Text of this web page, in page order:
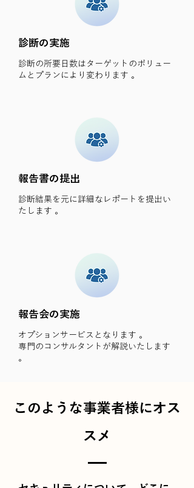
診断の実施
診断の所要日数はターゲットのボリュー
ムとプランにより変わります 。
報告書の提出
診断結果を元に詳細なレポートを提出い
たします 。
報告会の実施
オプションサービスとなります 。
専門のコンサルタントが解説いたします
。
このような事業者様にオス
スメ